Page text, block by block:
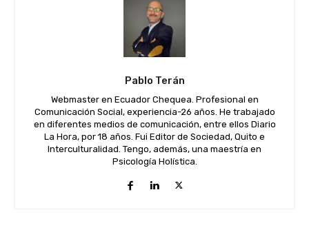
Pablo Terán
Webmaster en Ecuador Chequea. Profesional en
Comunicación Social, experiencia-26 años. He trabajado
en diferentes medios de comunicación, entre ellos Diario
La Hora, por 18 años. Fui Editor de Sociedad, Quito e
Interculturalidad. Tengo, además, una maestría en
Psicología Holística.